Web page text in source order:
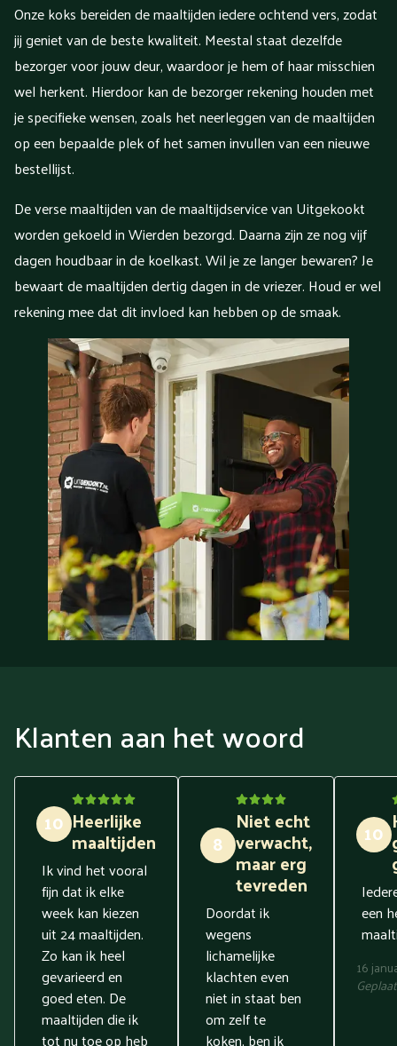
Onze koks bereiden de maaltijden iedere ochtend vers, zodat
jij geniet van de beste kwaliteit. Meestal staat dezelfde
bezorger voor jouw deur, waardoor je hem of haar misschien
wel herkent. Hierdoor kan de bezorger rekening houden met
je specifieke wensen, zoals het neerleggen van de maaltijden
op een bepaalde plek of het samen invullen van een nieuwe
bestellijst.
De verse maaltijden van de maaltijdservice van Uitgekookt
worden gekoeld in Wierden bezorgd. Daarna zijn ze nog vijf
dagen houdbaar in de koelkast. Wil je ze langer bewaren? Je
bewaart de maaltijden dertig dagen in de vriezer. Houd er wel
rekening mee dat dit invloed kan hebben op de smaak.
Klanten aan het woord
10 Heerlijke
maaltijden
Ik vind het vooral
fijn dat ik elke
week kan kiezen
uit 24 maaltijden.
Zo kan ik heel
gevarieerd en
goed eten. De
maaltijden die ik
tot nu toe op heb
8
Niet echt
verwacht,
maar erg
tevreden
Doordat ik
wegens
lichamelijke
klachten even
niet in staat ben
om zelf te
koken, ben ik
10
een
16